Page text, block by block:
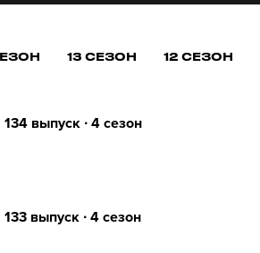
13 СЕЗОН 12 СЕЗОН
134 выпуск ∙ 4 сезон
133 выпуск ∙ 4 сезон